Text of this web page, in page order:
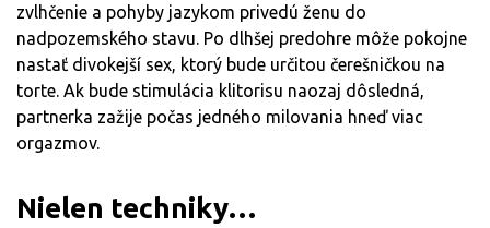
zvlhčenie a pohyby jazykom privedú ženu do
nadpozemského stavu. Po dlhšej predohre môže pokojne
nastať divokejší sex, ktorý bude určitou čerešničkou na
torte. Ak bude stimulácia klitorisu naozaj dôsledná,
partnerka zažije počas jedného milovania hneď viac
orgazmov.
Nielen techniky…